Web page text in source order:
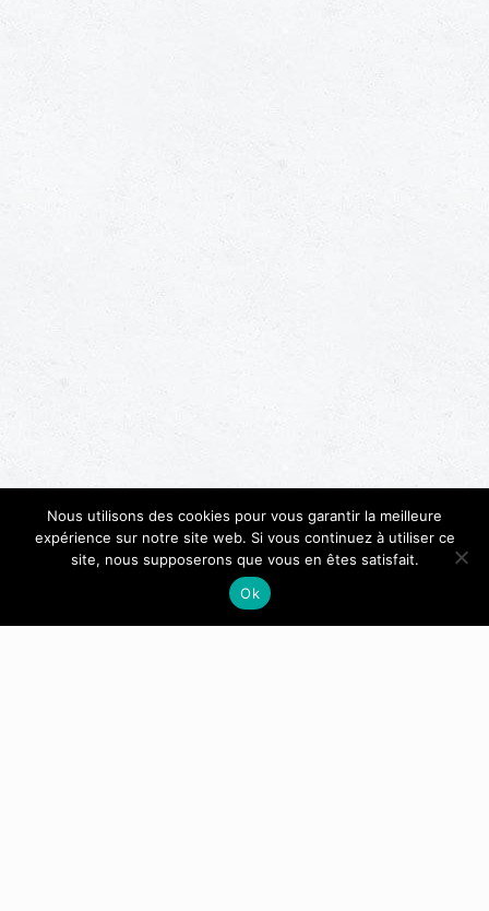
Nous utilisons des cookies pour vous garantir la meilleure
expérience sur notre site web. Si vous continuez à utiliser ce
site, nous supposerons que vous en êtes satisfait.
Ok